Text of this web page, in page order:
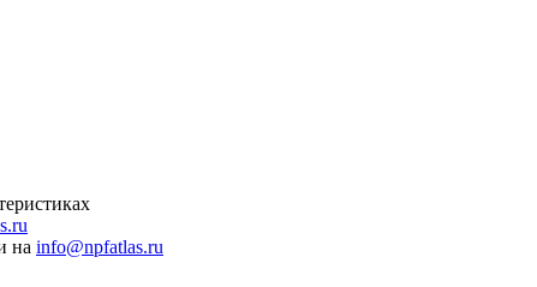
на info@npfatlas.ru